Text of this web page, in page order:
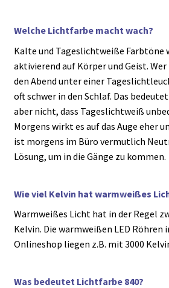
Welche Lichtfarbe macht wach?
Kalte und Tageslichtweiße Farbtöne
aktivierend auf Körper und Geist.
den Abend unter einer
oft schwer in den Schlaf. Das
aber nicht, dass Tageslichtweiß
Morgens wirkt es auf das Auge eher
ist morgens im Büro vermutlich
Lösung, um in die Gänge zu kommen.
Wie viel Kelvin hat warmweißes
Warmweißes Licht hat in der Regel
Kelvin. Die warmweißen LED Röhren
Onlineshop liegen z.B. mit 3000
Was bedeutet Lichtfarbe 840?